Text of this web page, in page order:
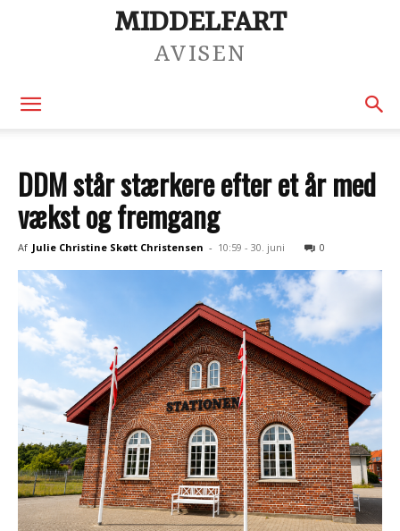
MIDDELFART
AVISEN
DDM står stærkere efter et år med
vækst og fremgang
Af Julie Christine Skøtt Christensen - 10:59 - 30. juni 0